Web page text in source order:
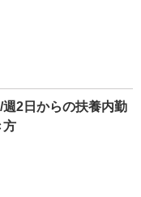
2日からの扶養内勤
方